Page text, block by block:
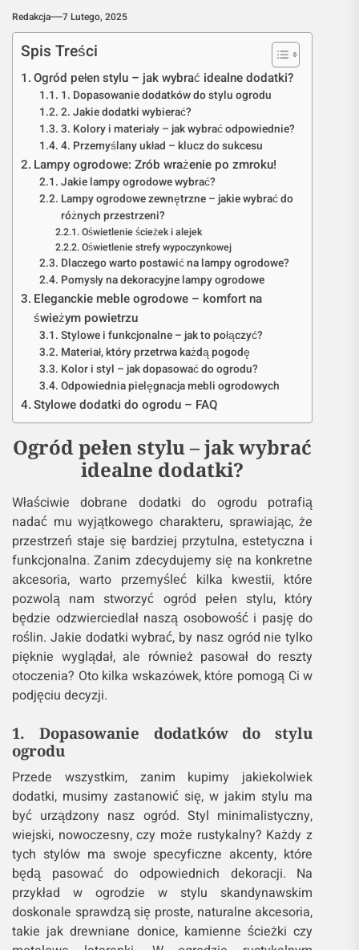
Redakcja 7 Lutego, 2025
Spis Treści
Ogród pełen stylu – jak wybrać idealne dodatki?
1. Dopasowanie dodatków do stylu ogrodu
2. Jakie dodatki wybierać?
3. Kolory i materiały – jak wybrać odpowiednie?
4. Przemyślany układ – klucz do sukcesu
Lampy ogrodowe: Zrób wrażenie po zmroku!
Jakie lampy ogrodowe wybrać?
Lampy ogrodowe zewnętrzne – jakie wybrać do
różnych przestrzeni?
Oświetlenie ścieżek i alejek
Oświetlenie strefy wypoczynkowej
Dlaczego warto postawić na lampy ogrodowe?
Pomysły na dekoracyjne lampy ogrodowe
Eleganckie meble ogrodowe – komfort na
świeżym powietrzu
Stylowe i funkcjonalne – jak to połączyć?
Materiał, który przetrwa każdą pogodę
Kolor i styl – jak dopasować do ogrodu?
Odpowiednia pielęgnacja mebli ogrodowych
Stylowe dodatki do ogrodu – FAQ
Ogród pełen stylu – jak wybrać
idealne dodatki?
Właściwie dobrane dodatki do ogrodu potrafią
nadać mu wyjątkowego charakteru, sprawiając, że
przestrzeń staje się bardziej przytulna, estetyczna i
funkcjonalna. Zanim zdecydujemy się na konkretne
akcesoria, warto przemyśleć kilka kwestii, które
pozwolą nam stworzyć ogród pełen stylu, który
będzie odzwierciedlał naszą osobowość i pasję do
roślin. Jakie dodatki wybrać, by nasz ogród nie tylko
pięknie wyglądał, ale również pasował do reszty
otoczenia? Oto kilka wskazówek, które pomogą Ci w
podjęciu decyzji.
1. Dopasowanie dodatków do stylu
ogrodu
Przede wszystkim, zanim kupimy jakiekolwiek
dodatki, musimy zastanowić się, w jakim stylu ma
być urządzony nasz ogród. Styl minimalistyczny,
wiejski, nowoczesny, czy może rustykalny? Każdy z
tych stylów ma swoje specyficzne akcenty, które
będą pasować do odpowiednich dekoracji. Na
przykład w ogrodzie w stylu skandynawskim
doskonale sprawdzą się proste, naturalne akcesoria,
takie jak drewniane donice, kamienne ścieżki czy